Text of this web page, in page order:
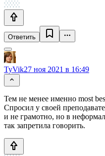
Ответить
TyVik27 ноя 2021 в 16:49
Тем не менее именно most
Спросил у своей
и не грамотно, но в
так запретила говорить.